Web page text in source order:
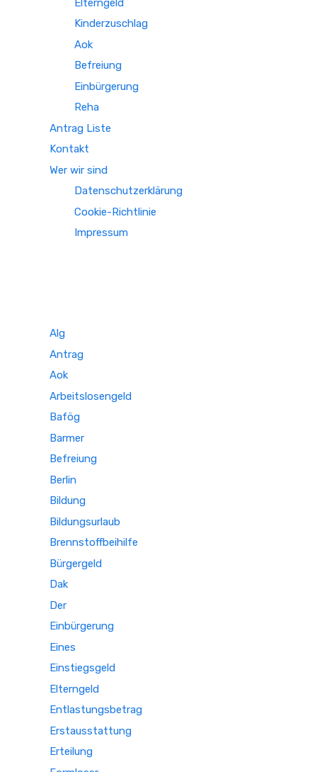
Kinderzuschlag
Aok
Befreiung
Einbürgerung
Reha
Antrag Liste
Kontakt
Wer wir sind
Datenschutzerklärung
Cookie-Richtlinie
Impressum
Alg
Antrag
Aok
Arbeitslosengeld
Bafög
Barmer
Befreiung
Berlin
Bildung
Bildungsurlaub
Brennstoffbeihilfe
Bürgergeld
Dak
Der
Einbürgerung
Eines
Einstiegsgeld
Elterngeld
Entlastungsbetrag
Erstausstattung
Erteilung